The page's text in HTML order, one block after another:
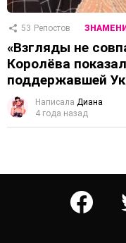
53 Репостов
«Взгляды не
Королёва
поддержавшей
Написала Диана
4 года назад
facebook